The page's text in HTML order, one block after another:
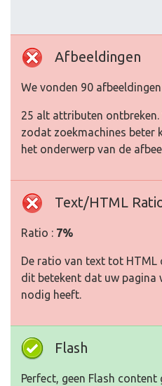
Afbeeldingen
We vonden 90
25 alt attributen
zodat zoekmachines beter
het onderwerp van de
Text/HTML
Ratio : 7%
De ratio van text tot HTML
dit betekent dat uw pagina
nodig heeft.
Flash
Perfect, geen Flash